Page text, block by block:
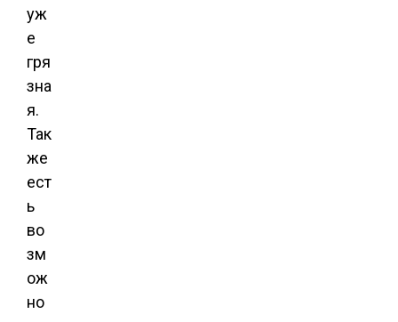
уж
е
гря
зна
я.
Так
же
ест
ь
во
зм
ож
но